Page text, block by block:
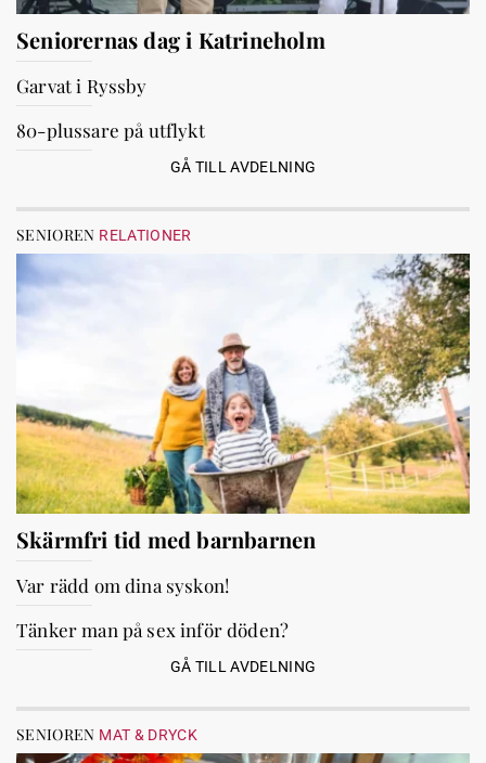
Seniorernas dag i Katrineholm
Garvat i Ryssby
80-plussare på utflykt
GÅ TILL AVDELNING
SENIOREN RELATIONER
Skärmfri tid med barnbarnen
Var rädd om dina syskon!
Tänker man på sex inför döden?
GÅ TILL AVDELNING
SENIOREN MAT & DRYCK